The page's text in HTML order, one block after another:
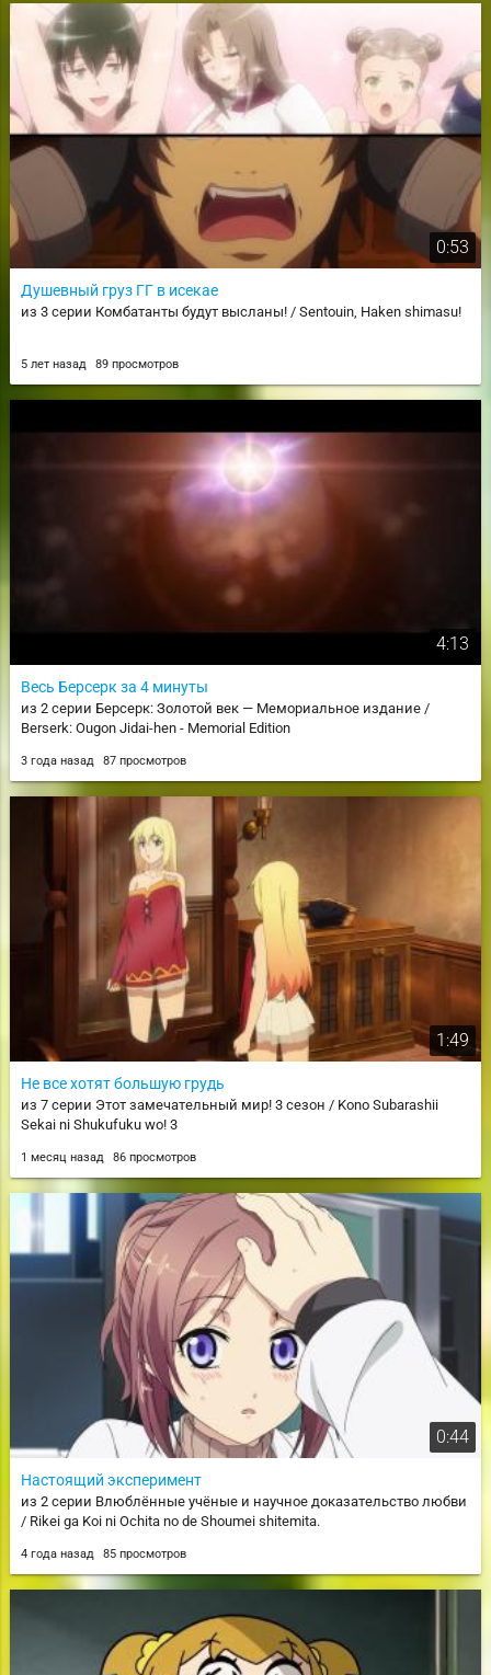
0:53
Душевный груз ГГ в исекае
из 3 серии Комбатанты будут высланы! / Sentouin, Haken shimasu!
5 лет назад 89 просмотров
4:13
Весь Берсерк за 4 минуты
из 2 серии Берсерк: Золотой век — Мемориальное издание /
Berserk: Ougon Jidai-hen - Memorial Edition
3 года назад 87 просмотров
1:49
Не все хотят большую грудь
из 7 серии Этот замечательный мир! 3 сезон / Kono Subarashii
Sekai ni Shukufuku wo! 3
1 месяц назад 86 просмотров
0:44
Настоящий эксперимент
из 2 серии Влюблённые учёные и научное доказательство любви
/ Rikei ga Koi ni Ochita no de Shoumei shitemita.
4 года назад 85 просмотров